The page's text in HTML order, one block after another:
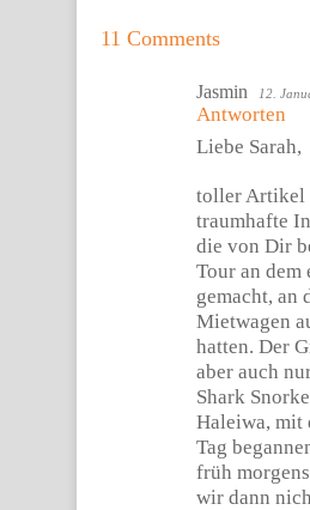
11 Comments
Jasmin 12.
Antworten
Liebe Sarah,
toller Artikel
traumhafte
die von Dir
Tour an dem
gemacht, an
Mietwagen
hatten. Der
aber auch
Shark
Haleiwa, mit
Tag
früh
wir dann